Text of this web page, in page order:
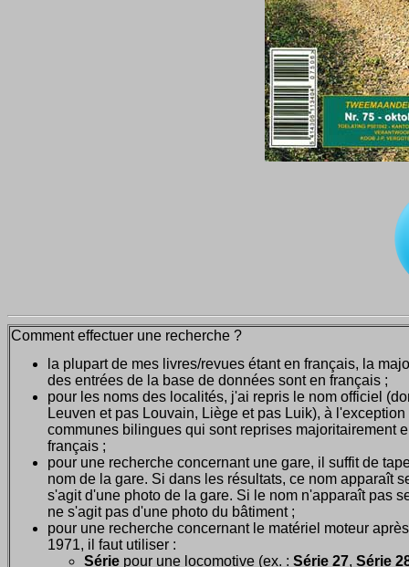
Comment effectuer une recherche ?
la plupart de mes livres/revues étant en français, la
des entrées de la base de données sont en français ;
pour les noms des localités, j'ai repris le nom officiel
Leuven et pas Louvain, Liège et pas Luik), à l'exception
communes bilingues qui sont reprises majoritairement
français ;
pour une recherche concernant une gare, il suffit de
nom de la gare. Si dans les résultats, ce nom apparaît
s'agit d'une photo de la gare. Si le nom n'apparaît pas
ne s'agit pas d'une photo du bâtiment ;
pour une recherche concernant le matériel moteur après
1971, il faut utiliser :
Série pour une locomotive (ex. : Série 27, Série